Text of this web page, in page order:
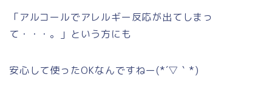
「アルコールでアレルギー反応が出てしまっ
て・・・。」という方にも
安心して使ったOKなんですねー(*´▽｀*)